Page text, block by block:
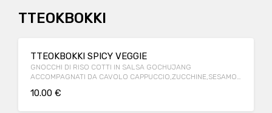
TTEOKBOKKI
TTEOKBOKKI SPICY VEGGIE
GNOCCHI DI RISO COTTI IN SALSA GOCHUJANG
ACCOMPAGNATI DA CAVOLO CAPPUCCIO,ZUCCHINE,SESAMO
10.00 €